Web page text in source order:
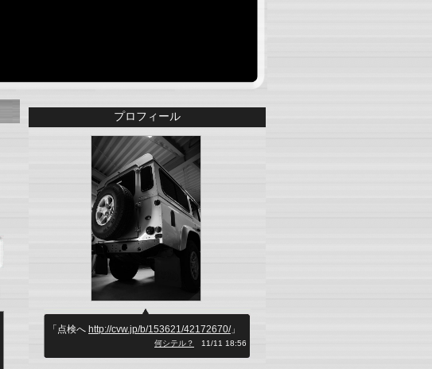
プロフィール
「点検へ http://cvw.jp/b/153621/42172670/」
何シテル？ 11/11 18:56